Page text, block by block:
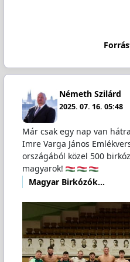
Németh Szilárd
2025. 07. 16. 05:48
Már csak egy nap van
Imre Varga János
országából közel 500
magyarok!
Magyar Birkózók…